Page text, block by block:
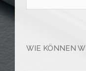
lasse
WIE KÖNNEN